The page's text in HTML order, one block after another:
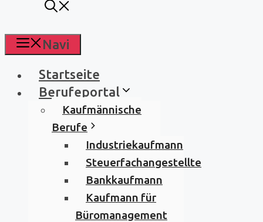
Navi
Startseite
Berufeportal
Kaufmännische
Berufe
Industriekaufmann
Steuerfachangestellte
Bankkaufmann
Kaufmann für
Büromanagement